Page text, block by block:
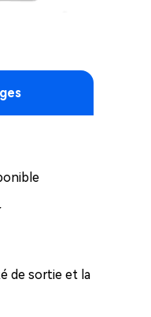
de sortie et la